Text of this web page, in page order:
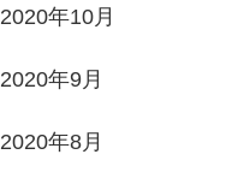
2020年10月
2020年9月
2020年8月